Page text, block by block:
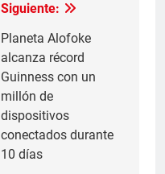
Siguiente:
Planeta Alofoke
alcanza récord
Guinness con un
millón de
dispositivos
conectados durante
10 días